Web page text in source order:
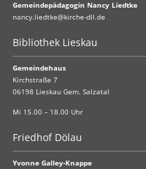
Gemeindepädagogin Nancy Liedtke
nancy.liedtke@kirche-dll.de
Bibliothek Lieskau
Gemeindehaus
Kirchstraße 7
06198 Lieskau Gem. Salzatal
Mi 15.00 – 18.00 Uhr
Friedhof Dölau
Yvonne Galley-Knappe